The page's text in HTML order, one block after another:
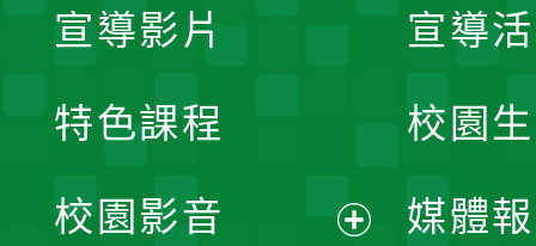
宣導
校園
媒體
宣導影片
特色課程
校園影音